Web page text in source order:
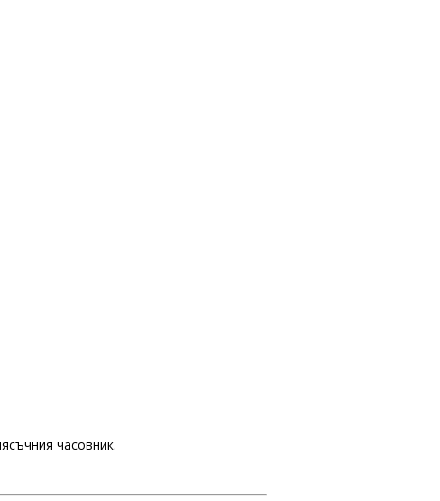
часовник.